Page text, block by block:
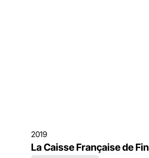
2019
La Caisse Française de